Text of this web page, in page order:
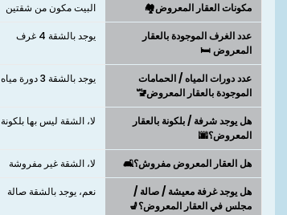
مكونات العقار المعروض🏘️ البيت مكون من شقتين
عدد الغرف الموجودة بالعقار
المعروض 🛏️
يوجد بالشقة 4 غرف
عدد دورات المياه / الحمامات
الموجودة بالعقار المعروض🚾
يوجد بالشقة 3 دورة مياه
هل يوجد شرفة / بلكونة بالعقار
المعروض؟🌆
لا، الشقة ليس بها بلكونة
هل العقار المعروض مفروش؟🛋️ لا، الشقة غير مفروشة
هل يوجد غرفة معيشة / صالة /
مجلس في العقار المعروض؟💺
نعم، يوجد بالشقة صالة